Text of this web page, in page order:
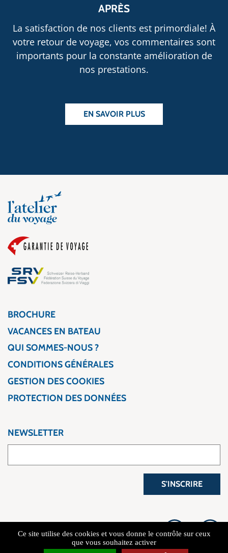
APRÈS
La satisfaction de nos clients est primordiale! À
votre retour de voyage, vos commentaires sont
importants pour la constante amélioration de
nos prestations.
EN SAVOIR PLUS
BROCHURE
VACANCES EN BATEAU
QUI SOMMES-NOUS ?
CONDITIONS GÉNÉRALES
GESTION DES COOKIES
PROTECTION DES DONNÉES
NEWSLETTER
S'INSCRIRE
Ce site utilise des cookies et vous donne le contrôle sur ceux
que vous souhaitez activer